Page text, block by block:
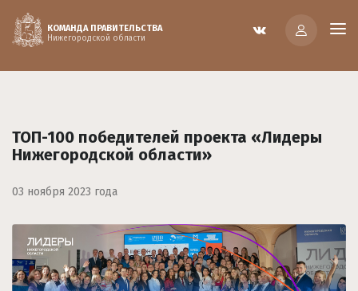
КОМАНДА ПРАВИТЕЛЬСТВА
Нижегородской области
ТОП-100 победителей проекта «Лидеры
Нижегородской области»
03 ноября 2023 года